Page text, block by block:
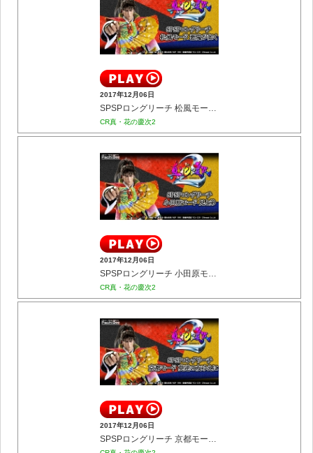
2017年12月06日
SPSPロングリーチ 松風モード 悪鬼が如く
CR真・花の慶次2
2017年12月06日
SPSPロングリーチ 小田原モード 兄と弟
CR真・花の慶次2
2017年12月06日
SPSPロングリーチ 京都モード 莫逆の友ゆえに